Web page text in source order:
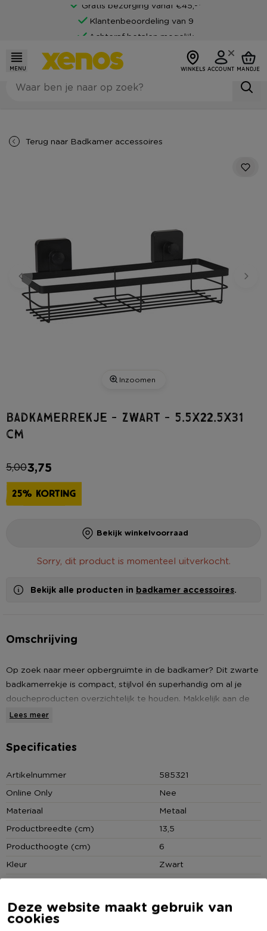
Deze website maakt gebruik van
cookies
Gratis bezorging vanaf €45,-*
Klantenbeoordeling van 9
Achteraf betalen mogelijk
MENU WINKELS ACCOUNT MANDJE
Terug naar Badkamer accessoires
Inzoomen
Badkamerrekje - zwart - 5.5x22.5x31
cm
5,003,75
25% KORTING
Bekijk winkelvoorraad
Sorry, dit product is momenteel uitverkocht.
Bekijk alle producten in badkamer accessoires.
Omschrijving
Op zoek naar meer opbergruimte in de badkamer? Dit zwarte
badkamerrekje is compact, stijlvol én superhandig om al je
doucheproducten overzichtelijk te houden. Makkelijk aan de
muur te bevestigen of op een plankje te plaatsen.
Lees meer
Specificaties
Artikelnummer
585321
Online Only
Nee
Materiaal
Metaal
Productbreedte (cm)
13,5
Producthoogte (cm)
6
Kleur
Zwart
Productdiepte (cm)
34
Duurzaamheidsscore
bekend